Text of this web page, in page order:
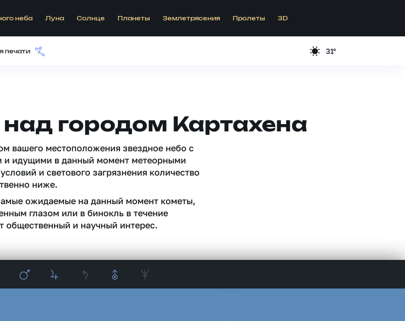
неба Луна Солнце Планеты Землетрясения Пролеты 3D
печати 31°
городом Картахена
вашего местоположения звездное небо c
и идущими в данный момент метеорными
и светового загрязнения количество
ниже.
ожидаемые на данный момент кометы,
глазом или в бинокль в течение
общественный и научный интерес.